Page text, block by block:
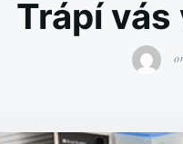
Trápí vás